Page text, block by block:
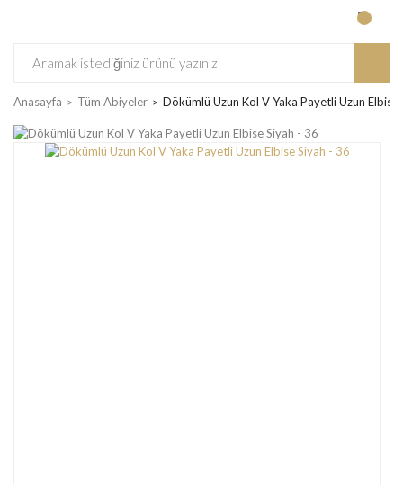
Anasayfa Tüm Abiyeler Dökümlü Uzun Kol V Yaka Payetli Uzun Elbise